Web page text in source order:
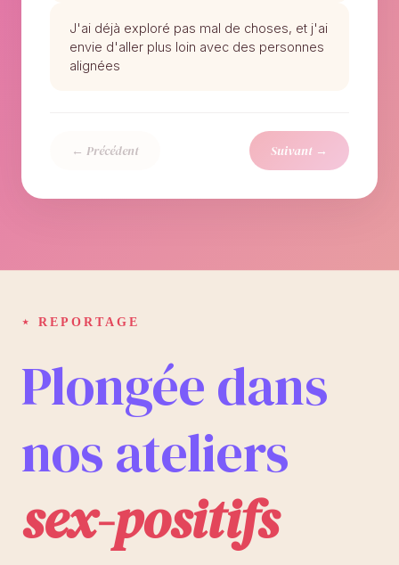
J'ai déjà exploré pas mal de choses, et j'ai
envie d'aller plus loin avec des personnes
alignées
← Précédent Suivant →
⋆ REPORTAGE
Plongée dans
nos ateliers
sex-positifs